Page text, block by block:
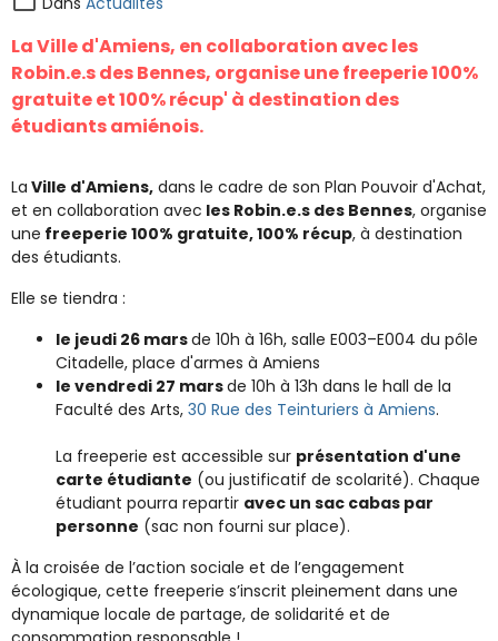
LaVille d'Amiens, en collaboration avecles
Robin.e.s des Bennes, organise une freeperie 100%
gratuite et 100% récup' à destination des
étudiants amiénois.
La Ville d'Amiens, dans le cadre de son Plan Pouvoir d'Achat,
et en collaboration avec les Robin.e.s des Bennes, organise
une freeperie 100% gratuite, 100% récup, à destination
des étudiants.
Elle se tiendra :
le jeudi 26 marsde 10h à 16h, salle E003–E004 du pôle
Citadelle, place d'armes à Amiens
le vendredi 27 marsde 10h à 13h dans le hall de la
Faculté des Arts, 30 Rue des Teinturiers à Amiens.
La freeperie est accessible sur présentation d'une
carte étudiante (ou justificatif de scolarité). Chaque
étudiant pourra repartir avec un sac cabas par
personne (sac non fourni sur place).
À la croisée de l’action sociale et de l’engagement
écologique, cette freeperie s’inscrit pleinement dans une
dynamique locale de partage, de solidarité et de